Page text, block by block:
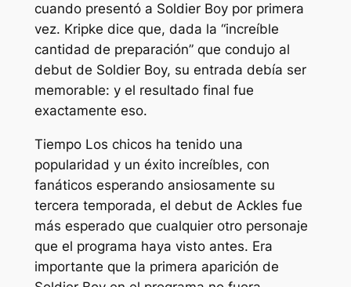
cuando presentó a Soldier Boy por primera
vez. Kripke dice que, dada la “increíble
cantidad de preparación” que condujo al
debut de Soldier Boy, su entrada debía ser
memorable: y el resultado final fue
exactamente eso.
Tiempo Los chicos ha tenido una
popularidad y un éxito increíbles, con
fanáticos esperando ansiosamente su
tercera temporada, el debut de Ackles fue
más esperado que cualquier otro personaje
que el programa haya visto antes. Era
importante que la primera aparición de